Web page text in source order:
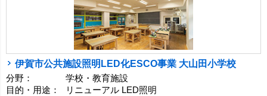
伊賀市公共施設照明LED化ESCO事業 大山田小学校
分野：
学校・教育施設
目的・用途：
リニューアル LED照明